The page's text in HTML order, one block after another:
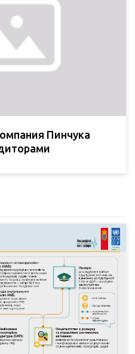
Пинчука